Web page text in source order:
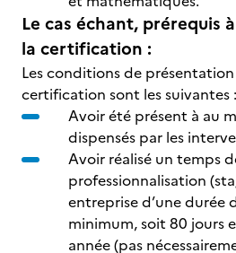
Le cas échant, prérequis
la certification :
Les conditions de
certification sont les suivantes :
Avoir été présent à au
dispensés par les
Avoir réalisé un temps
professionnalisation
entreprise d’une durée
minimum, soit 80 jours
année (pas